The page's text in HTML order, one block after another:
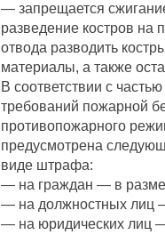
— запрещается
разведение костров на
отвода разводить
материалы, а также
В соответствии с
требований пожарной
противопожарного
предусмотрена
виде штрафа:
— на граждан — в
— на должностных лиц
— на юридических лиц